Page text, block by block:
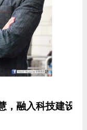
，融入科技建设